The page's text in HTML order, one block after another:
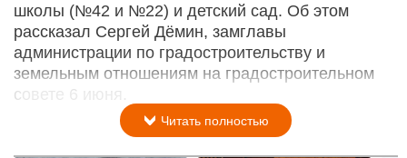
школы (№42 и №22) и детский сад. Об этом
рассказал Сергей Дёмин, замглавы
администрации по градостроительству и
земельным отношениям на градостроительном
совете 6 июня.
Читать полностью